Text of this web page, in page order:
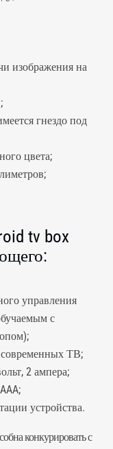
изображения на
гнездо под
цвета;
tv box
управления
с
современных ТВ;
2 ампера;
устройства.
конкурировать с